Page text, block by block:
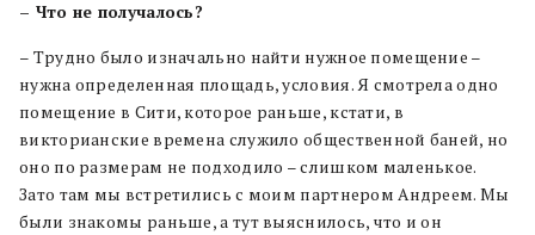
– Что не получалось?
– Трудно было изначально найти нужное помещение –
нужна определенная площадь, условия. Я смотрела одно
помещение в Сити, которое раньше, кстати, в
викторианские времена служило общественной баней, но
оно по размерам не подходило – слишком маленькое.
Зато там мы встретились с моим партнером Андреем. Мы
были знакомы раньше, а тут выяснилось, что и он